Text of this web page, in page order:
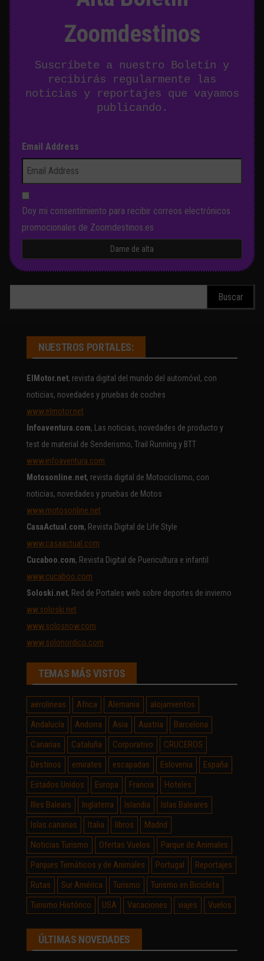
Zoomdestinos
Suscríbete a nuestro Boletín y
recibirás regularmente las
noticias y reportajes que vayamos
publicando.
Email Address
Doy mi consentimiento para recibir correos electrónicos
promocionales de Zoomdestinos.es
NUESTROS PORTALES:
ElMotor.net, revista digital del mundo del automóvil, con
noticias, novedades y pruebas de coches
www.elmotor.net
Infoaventura.com, Las noticias, novedades de producto y
test de material de Senderismo, Trail Running y BTT
www.infoaventura.com
Motosonline.net, revista digital de Motociclismo, con
noticias, novedades y pruebas de Motos
www.motosonline.net
CasaActual.com, Revista Digital de Life Style
www.casaactual.com
Cucaboo.com, Revista Digital de Puericultura e infantil
www.cucaboo.com
Soloski.net, Red de Portales web sobre deportes de invierno
ww.soloski.net
www.solosnow.com
www.solonordico.com
TEMAS MÁS VISTOS
aerolineas Africa Alemania
alojamientos
Andalucía
Andorra Asia Austria
Barcelona
Canarias
Cataluña Corporativo
CRUCEROS
Destinos
emirates escapadas Eslovenia
España
Estados Unidos
Europa Francia
Hoteles
Illes Balears
Inglaterra Islandia
Islas Baleares
Islas canarias
Italia libros
Madrid
Noticias Turismo
Ofertas Vuelos
Parque de Animales
Parques Temáticos y de Animales
Portugal
Reportajes
Rutas
Sur América Turismo
Turismo en Bicicleta
Turismo Histórico
USA Vacaciones viajes Vuelos
ÚLTIMAS NOVEDADES